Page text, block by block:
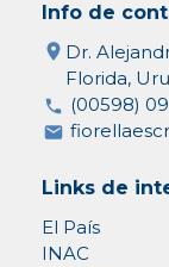
Info de
Dr.
Florida,
(00598)
Links de
El País
INAC